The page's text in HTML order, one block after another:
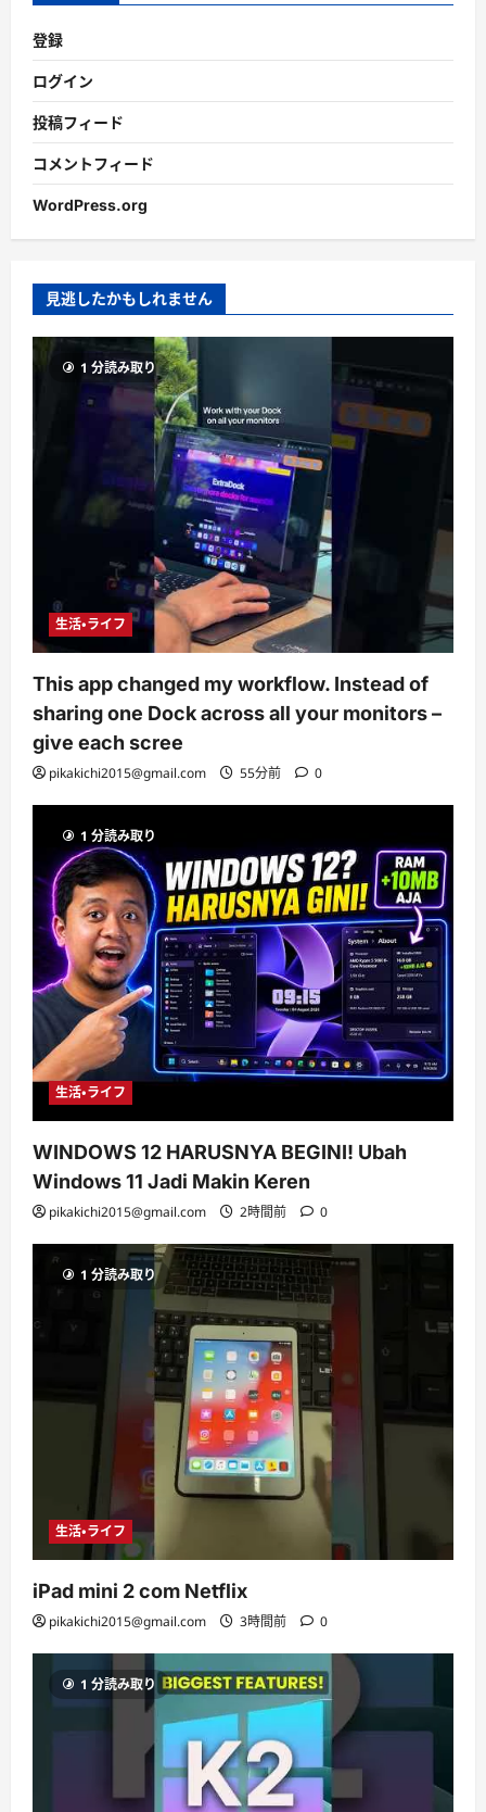
登録
ログイン
投稿フィード
コメントフィード
WordPress.org
見逃したかもしれません
1 分読み取り
生活・ライフ
This app changed my workflow. Instead of
sharing one Dock across all your monitors –
give each scree
pikakichi2015@gmail.com 55分前 0
1 分読み取り
生活・ライフ
WINDOWS 12 HARUSNYA BEGINI! Ubah
Windows 11 Jadi Makin Keren
pikakichi2015@gmail.com 2時間前 0
1 分読み取り
生活・ライフ
iPad mini 2 com Netflix
pikakichi2015@gmail.com 3時間前 0
1 分読み取り